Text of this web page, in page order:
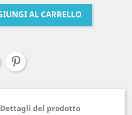
AL CARRELLO
Dettagli del prodotto